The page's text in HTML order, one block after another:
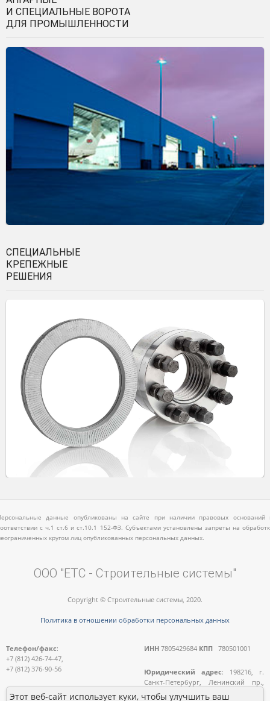
И СПЕЦИАЛЬНЫЕ ВОРОТА
ДЛЯ ПРОМЫШЛЕННОСТИ
СПЕЦИАЛЬНЫЕ
КРЕПЕЖНЫЕ
РЕШЕНИЯ
данные опубликованы на сайте при наличии правовых оснований
с ч.1 ст.6 и ст.10.1 152-ФЗ. Субъектами установлены запреты на
кругом лиц опубликованных персональных данных.
ООО "ЕТС - Строительные системы"
Copyright © Строительные системы, 2020.
Политика в отношении обработки персональных данных
Телефон/факс:
+7 (812) 426-74-47,
+7 (812) 376-90-56
E-mail:
ИНН 7805429684 КПП 780501001
Юридический адрес: 198216, г.
Санкт-Петербург, Ленинский пр.,
д.140, лит. А, пом.11-Н
Этот веб-сайт использует куки, чтобы улучшить ваш